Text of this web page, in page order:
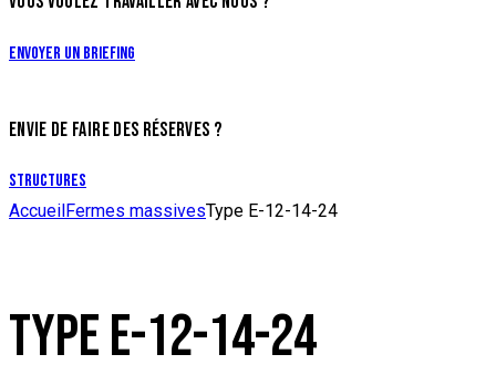
Envoyer un briefing
ENVIE DE FAIRE DES RÉSERVES ?
Structures
Accueil Fermes massivesType E-12-14-24
TYPE E-12-14-24